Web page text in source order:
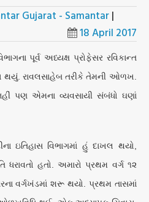
Gujarat - Samantar |
18 April 2017
પૂર્વ અધ્યક્ષ પ્રોફેસર રવિકાન્ત
રાવલસાહેબ તરીકે તેમની ઓળખ.
પણ એમના વ્યવસાયી સંબંધો ઘણાં
ઇતિહાસ વિભાગમાં હું દાખલ થયો,
ધરાવતો હતો. અમારો પ્રથમ વર્ગ ૧૨
વર્ગખંડમાં શરૂ થયો. પ્રથમ તાસમાં